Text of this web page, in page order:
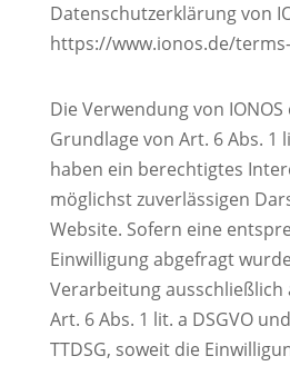
Datenschutzerklärung von
https://www.ionos.de/
Die Verwendung von
Grundlage von Art. 6 Abs. 1
haben ein berechtigtes
möglichst zuverlässigen
Website. Sofern eine
Einwilligung abgefragt
Verarbeitung ausschließlich
Art. 6 Abs. 1 lit. a DSGVO
TTDSG, soweit die